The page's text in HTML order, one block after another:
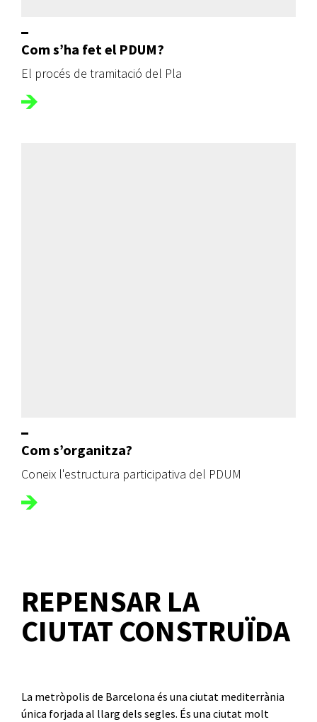
Com s’ha fet el PDUM?
El procés de tramitació del Pla
Com s’organitza?
Coneix l'estructura participativa del PDUM
REPENSAR LA
CIUTAT CONSTRUÏDA
La metròpolis de Barcelona és una ciutat mediterrània
única forjada al llarg dels segles. És una ciutat molt